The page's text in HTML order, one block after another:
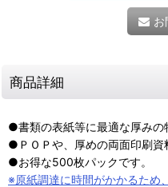
お
商品詳細
●書類の表紙等に最適な厚みの
●ＰＯＰや、厚めの両面印刷資
●お得な500枚パックです。
※原紙調達に時間がかかるため